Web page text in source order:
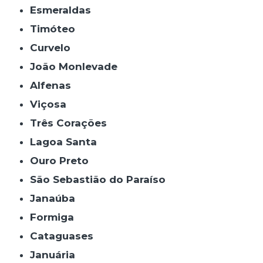
Esmeraldas
Timóteo
Curvelo
João Monlevade
Alfenas
Viçosa
Três Corações
Lagoa Santa
Ouro Preto
São Sebastião do Paraíso
Janaúba
Formiga
Cataguases
Januária